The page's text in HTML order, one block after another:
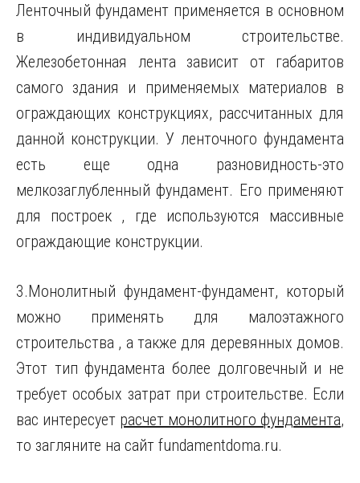
Ленточный фундамент применяется в основном
в индивидуальном строительстве.
Железобетонная лента зависит от габаритов
самого здания и применяемых материалов в
ограждающих конструкциях, рассчитанных для
данной конструкции. У ленточного фундамента
есть еще одна разновидность-это
мелкозаглубленный фундамент. Его применяют
для построек , где используются массивные
ограждающие конструкции.
3.Монолитный фундамент-фундамент, который
можно применять для малоэтажного
строительства , а также для деревянных домов.
Этот тип фундамента более долговечный и не
требует особых затрат при строительстве. Если
вас интересует расчет монолитного фундамента,
то загляните на сайт fundamentdoma.ru.